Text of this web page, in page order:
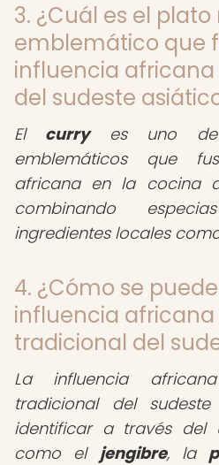
3. ¿Cuál es el
emblemático que
influencia
del sudeste
El curryes uno de
emblemáticos que
africana en la cocina
combinando
ingredientes locales
4. ¿Cómo se
influencia
tradicional del
La influencia
tradicional del
identificar a través del
como el jengibre, la